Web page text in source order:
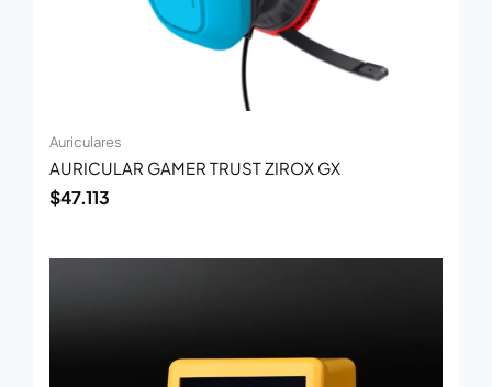
Auriculares
AURICULAR GAMER TRUST ZIROX GX
$47.113